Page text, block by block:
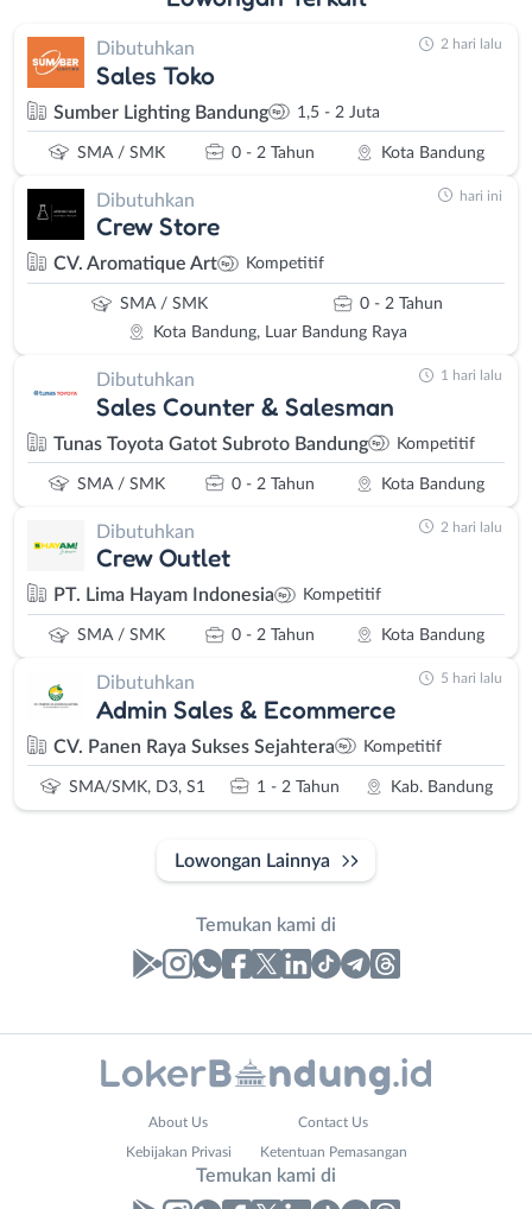
Dibutuhkan
Sales Toko
Sumber Lighting Bandung 1,5 - 2 Juta
SMA / SMK 0 - 2 Tahun Kota Bandung
2 hari lalu
Dibutuhkan
Crew Store
CV. Aromatique Art Kompetitif
SMA / SMK
0 - 2 Tahun
Kota Bandung, Luar Bandung Raya
hari ini
Dibutuhkan
Sales Counter & Salesman
Tunas Toyota Gatot Subroto Bandung Kompetitif
SMA / SMK 0 - 2 Tahun Kota Bandung
1 hari lalu
Dibutuhkan
Crew Outlet
PT. Lima Hayam Indonesia Kompetitif
SMA / SMK 0 - 2 Tahun Kota Bandung
2 hari lalu
Dibutuhkan
Admin Sales & Ecommerce
CV. Panen Raya Sukses Sejahtera Kompetitif
SMA/SMK, D3, S1 1 - 2 Tahun Kab. Bandung
5 hari lalu
Lowongan Lainnya
Temukan kami di
Lowongan
About Us Contact Us
Kebijakan Privasi Ketentuan Pemasangan
Temukan kami di